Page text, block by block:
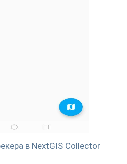
в NextGIS Collector